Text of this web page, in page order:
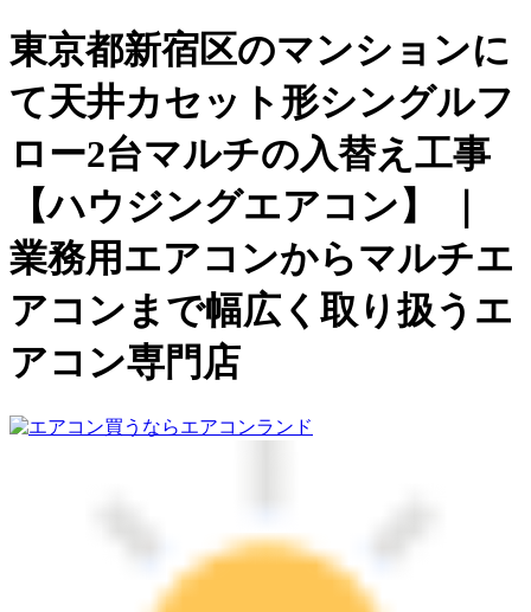
東京都新宿区のマンションに
て天井カセット形シングルフ
ロー2台マルチの入替え工事
【ハウジングエアコン】 ｜
業務用エアコンからマルチエ
アコンまで幅広く取り扱うエ
アコン専門店